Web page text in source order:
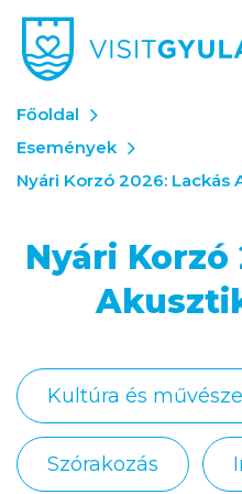
Főoldal
Események
Nyári Korzó 2026: Lackás
Nyári Korzó
Kultúra és
Szórakozás